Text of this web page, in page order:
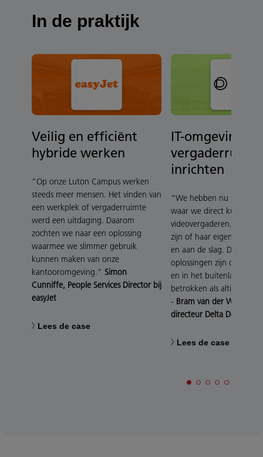
In de praktijk
Veilig en efficiënt
hybride werken
“Op onze Luton Campus werken
steeds meer mensen. Het vinden van
een werkplek of vergaderruimte
werd een uitdaging. Daarom
zochten we naar een oplossing
waarmee we slimmer gebruik
kunnen maken van onze
kantooromgeving.” Simon
Cunniffe, People Services Director bij
easyJet
Lees de case
IT-omgeving en
inrichten
“We hebben nu
waar we direct kunnen
videovergaderen.
zijn of haar eigen device
en aan de slag. Dankzij
oplossingen zijn onze
en in het buitenland nog
betrokken als altijd.”
- Bram van der Welle,
directeur Delta
Lees de case